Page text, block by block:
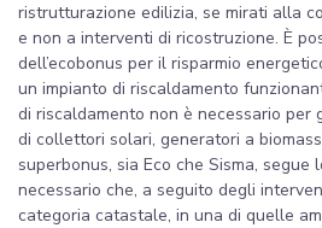
ristrutturazione edilizia, se mirati alla
e non a interventi di ricostruzione. È
dell’ecobonus per il risparmio
un impianto di riscaldamento
di riscaldamento non è necessario per
di collettori solari, generatori a
superbonus, sia Eco che Sisma, segue
necessario che, a seguito degli
categoria catastale, in una di quelle